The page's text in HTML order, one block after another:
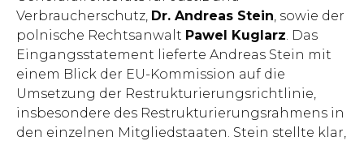
Verbraucherschutz, Dr. Andreas Stein, sowie der
polnische Rechtsanwalt Pawel Kuglarz. Das
Eingangsstatement lieferte Andreas Stein mit
einem Blick der EU-Kommission auf die
Umsetzung der Restrukturierungsrichtlinie,
insbesondere des Restrukturierungsrahmens in
den einzelnen Mitgliedstaaten. Stein stellte klar,